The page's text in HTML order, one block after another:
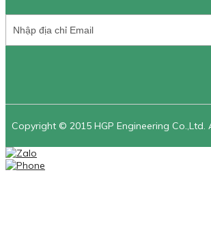
Copyright © 2015 HGP Engineering Co.,Ltd.